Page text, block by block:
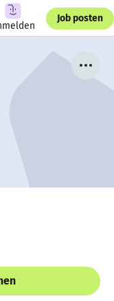
Job posten